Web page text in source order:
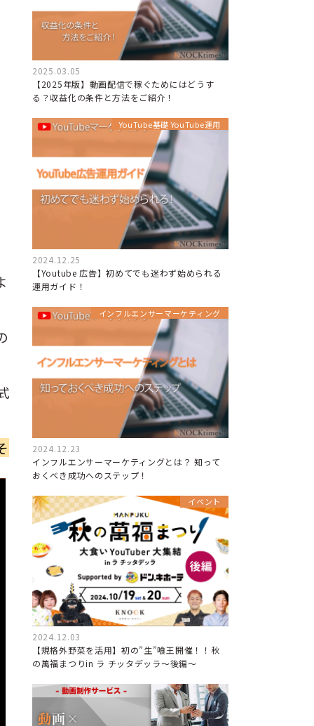
2025.03.05
【2025年版】動画配信で稼ぐためにはどうす
る？収益化の条件と方法をご紹介！
YouTube基礎 YouTube運用
2024.12.25
【Youtube 広告】初めてでも迷わず始められる
運用ガイド！
インフルエンサーマーケティング
2024.12.23
インフルエンサーマーケティングとは？ 知って
おくべき成功へのステップ！
イベント
2024.12.03
【規格外野菜を活用】初の”生”喰王開催！！秋
の萬福まつりin ラ チッタデッラ～後編～